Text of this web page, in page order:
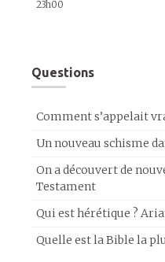
23h00
Questions
Comment s’appelait
Un nouveau schisme
On a découvert de
Testament
Qui est hérétique ?
Quelle est la Bible la